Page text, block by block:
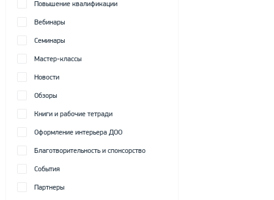
Повышение квалификации
Вебинары
Семинары
Мастер-классы
Новости
Обзоры
Книги и рабочие тетради
Оформление интерьера ДОО
Благотворительность и спонсорство
События
Партнеры